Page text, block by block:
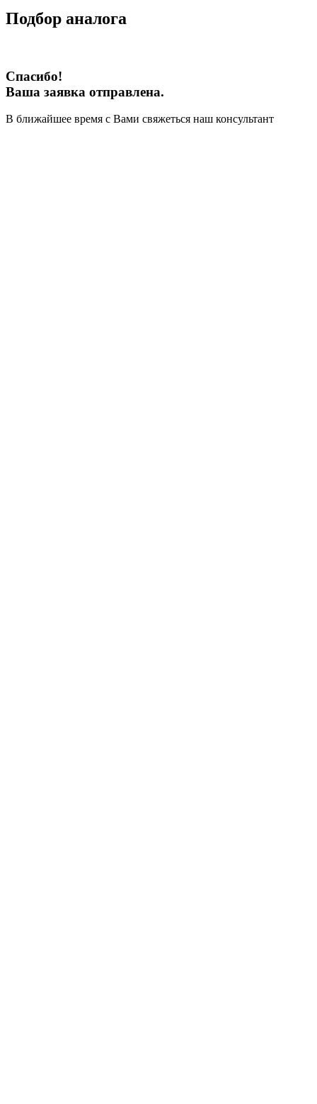
Подбор аналога
Спасибо!
Ваша заявка отправлена.
В ближайшее время с Вами свяжеться наш консультант